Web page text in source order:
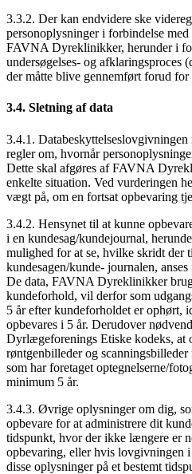
3.3.2. Der kan endvidere ske
personoplysninger i forbindelse
FAVNA Dyreklinikker, herunder i
undersøgelses- og afklaringsproces
der måtte blive gennemført forud for
3.4. Sletning af data
3.4.1.
regler om, hvornår
Dette skal afgøres af FAVNA
enkelte situation. Ved vurderingen
vægt på, om en fortsat opbevaring
3.4.2. Hensynet til at kunne
i en kundesag/kundejournal,
mulighed for at se, hvilke skridt der
kundesagen/kunde- journalen,
De data, FAVNA Dyreklinikker
kundeforhold, vil derfor som
5 år efter kundeforholdet er ophørt,
opbevares i 5 år. Derudover
Dyrlægeforenings Etiske kodeks, at
røntgenbilleder og
som har foretaget optegnelserne/
minimum 5 år.
3.4.3. Øvrige oplysninger om dig,
opbevare for at administrere dit
tidspunkt, hvor der ikke længere er
opbevaring, eller hvis lovgivningen
disse oplysninger på et bestemt